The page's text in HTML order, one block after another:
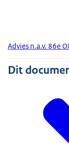
Advies n.a.v. 86e
Dit